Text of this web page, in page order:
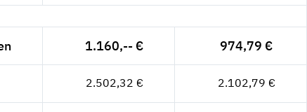
1.160,-- € 974,79 €
2.502,32 € 2.102,79 €